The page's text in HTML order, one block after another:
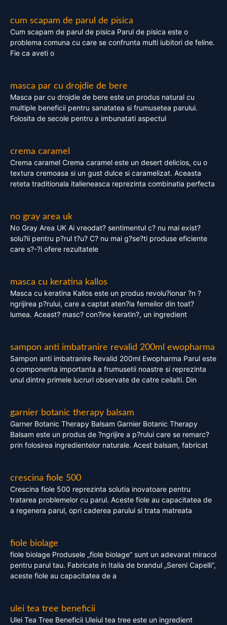
cum scapam de parul de pisica
Cum scapam de parul de pisica Parul de pisica este o
problema comuna cu care se confrunta multi iubitori de feline.
Fie ca aveti o
masca par cu drojdie de bere
Masca par cu drojdie de bere este un produs natural cu
multiple beneficii pentru sanatatea si frumusetea parului.
Folosita de secole pentru a imbunatati aspectul
crema caramel
Crema caramel Crema caramel este un desert delicios, cu o
textura cremoasa si un gust dulce si caramelizat. Aceasta
reteta traditionala italieneasca reprezinta combinatia perfecta
no gray area uk
No Gray Area UK Ai vreodat? sentimentul c? nu mai exist?
solu?ii pentru p?rul t?u? C? nu mai g?se?ti produse eficiente
care s?-?i ofere rezultatele
masca cu keratina kallos
Masca cu keratina Kallos este un produs revolu?ionar ?n ?
ngrijirea p?rului, care a captat aten?ia femeilor din toat?
lumea. Aceast? masc? con?ine keratin?, un ingredient
sampon anti imbatranire revalid 200ml ewopharma
Sampon anti imbatranire Revalid 200ml Ewopharma Parul este
o componenta importanta a frumusetii noastre si reprezinta
unul dintre primele lucruri observate de catre ceilalti. Din
garnier botanic therapy balsam
Garner Botanic Therapy Balsam Garnier Botanic Therapy
Balsam este un produs de ?ngrijire a p?rului care se remarc?
prin folosirea ingredientelor naturale. Acest balsam, fabricat
crescina fiole 500
Crescina fiole 500 reprezinta solutia inovatoare pentru
tratarea problemelor cu parul. Aceste fiole au capacitatea de
a regenera parul, opri caderea parului si trata matreata
fiole biolage
fiole biolage Produsele „fiole biolage” sunt un adevarat miracol
pentru parul tau. Fabricate in Italia de brandul „Sereni Capelli”,
aceste fiole au capacitatea de a
ulei tea tree beneficii
Ulei Tea Tree Beneficii Uleiul tea tree este un ingredient